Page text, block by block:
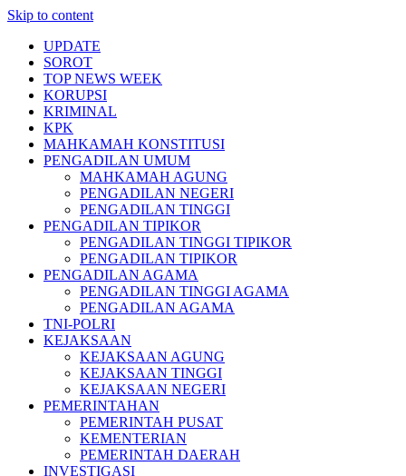
Skip to content
UPDATE
SOROT
TOP NEWS WEEK
KORUPSI
KRIMINAL
KPK
MAHKAMAH KONSTITUSI
PENGADILAN UMUM
MAHKAMAH AGUNG
PENGADILAN NEGERI
PENGADILAN TINGGI
PENGADILAN TIPIKOR
PENGADILAN TINGGI TIPIKOR
PENGADILAN TIPIKOR
PENGADILAN AGAMA
PENGADILAN TINGGI AGAMA
PENGADILAN AGAMA
TNI-POLRI
KEJAKSAAN
KEJAKSAAN AGUNG
KEJAKSAAN TINGGI
KEJAKSAAN NEGERI
PEMERINTAHAN
PEMERINTAH PUSAT
KEMENTERIAN
PEMERINTAH DAERAH
INVESTIGASI